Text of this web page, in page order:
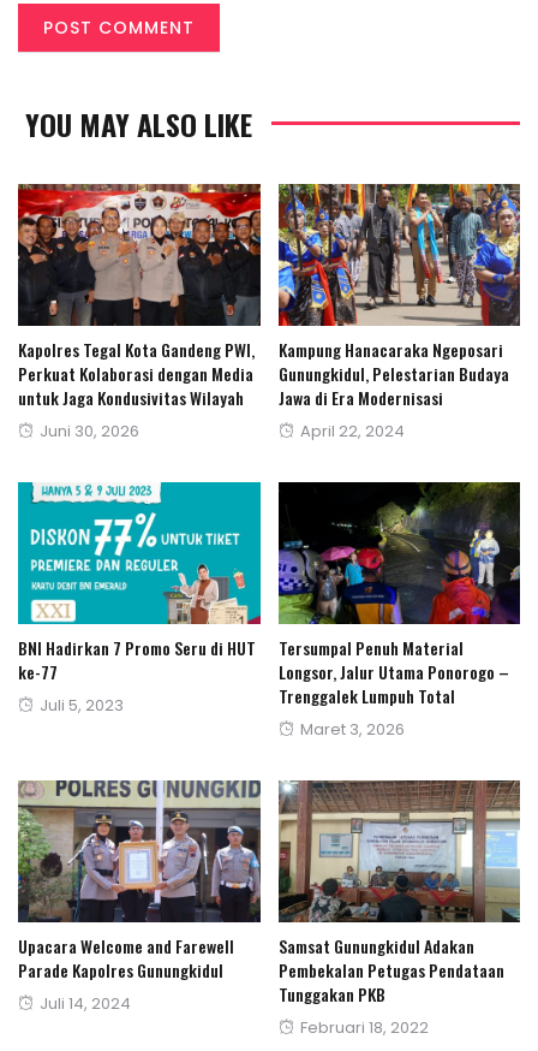
YOU MAY ALSO LIKE
‎Kapolres Tegal Kota Gandeng PWI,
Perkuat Kolaborasi dengan Media
untuk Jaga Kondusivitas Wilayah‎
Posted
Juni 30, 2026
Kampung Hanacaraka Ngeposari
Gunungkidul, Pelestarian Budaya
Jawa di Era Modernisasi
Posted
April 22, 2024
BNI Hadirkan 7 Promo Seru di HUT
ke-77
Posted
Juli 5, 2023
Tersumpal Penuh Material
Longsor, Jalur Utama Ponorogo –
Trenggalek Lumpuh Total
Posted
Maret 3, 2026
Upacara Welcome and Farewell
Parade Kapolres Gunungkidul
Posted
Juli 14, 2024
Samsat Gunungkidul Adakan
Pembekalan Petugas Pendataan
Tunggakan PKB
Posted
Februari 18, 2022